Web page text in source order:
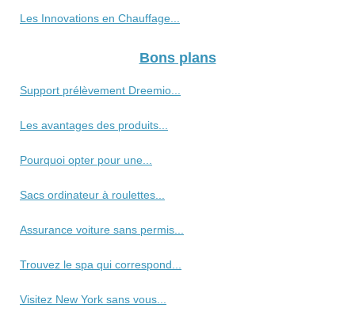
Les Innovations en Chauffage...
Bons plans
Support prélèvement Dreemio...
Les avantages des produits...
Pourquoi opter pour une...
Sacs ordinateur à roulettes...
Assurance voiture sans permis...
Trouvez le spa qui correspond...
Visitez New York sans vous...